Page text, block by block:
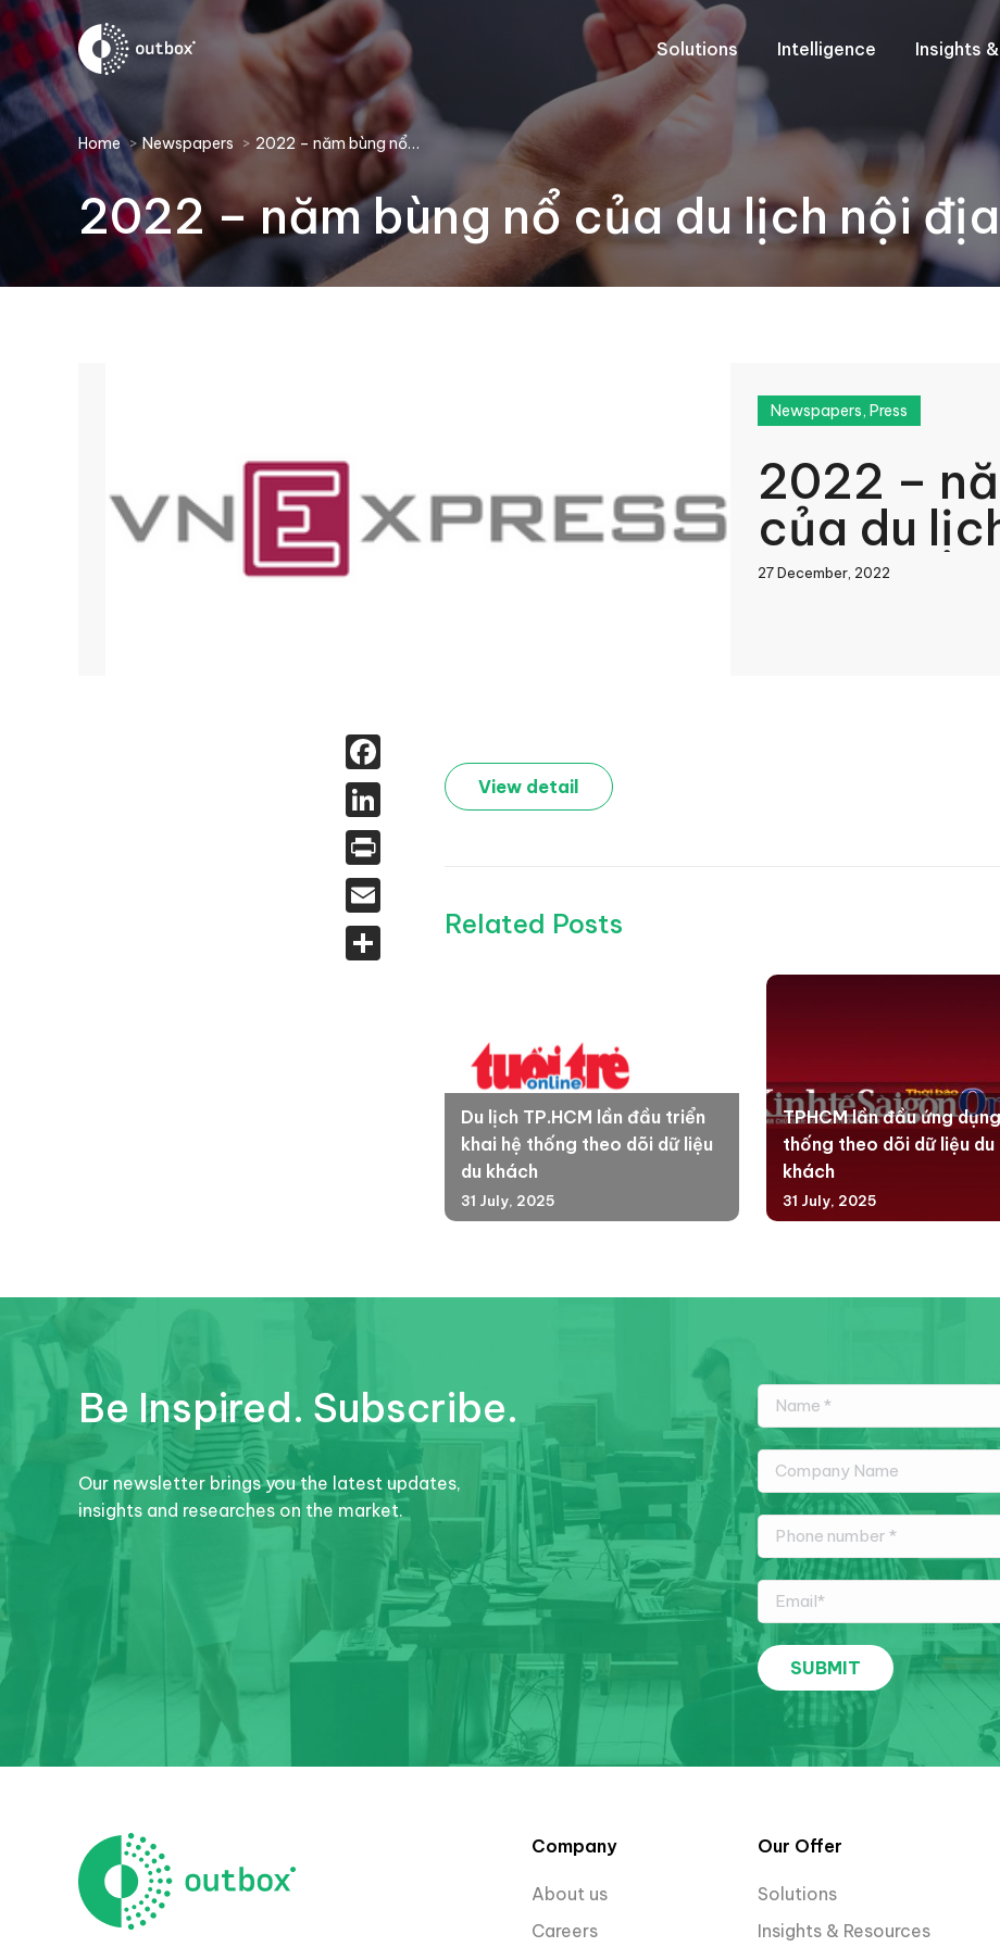
Solutions Intelligence Insights
You are here:
Home Newspapers 2022 – năm bùng nổ…
2022 – năm bùng nổ của du lịch nội địa
Newspapers, Press
2022 –
của du
27 December, 2022
Facebook
LinkedIn
Print
Email
Share
View detail
Related Posts
Du lịch TP.HCM lần đầu triển
khai hệ thống theo dõi dữ liệu
du khách
31 July, 2025
TPHCM lần đầu ứng
thống theo dõi dữ liệu du
khách
31 July, 2025
Be Inspired. Subscribe.
Our newsletter brings you the latest updates,
insights and researches on the market.
Company
About us
Careers
Our Offer
Solutions
Insights & Resources